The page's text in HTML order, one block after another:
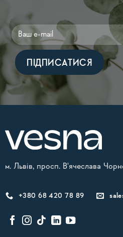
Alternative:
м. Львів, просп. В'ячеслава
+380 68 420 78 89